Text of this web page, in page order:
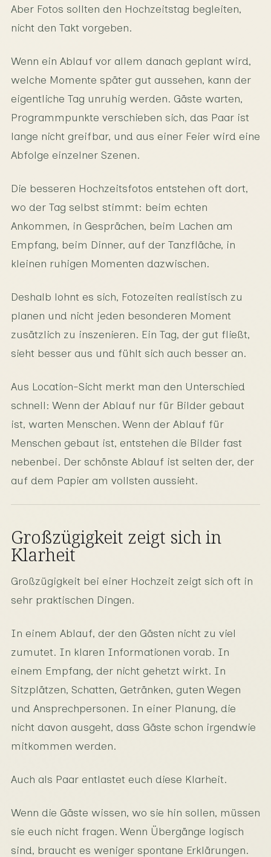
Aber Fotos sollten den Hochzeitstag begleiten,
nicht den Takt vorgeben.
Wenn ein Ablauf vor allem danach geplant wird,
welche Momente später gut aussehen, kann der
eigentliche Tag unruhig werden. Gäste warten,
Programmpunkte verschieben sich, das Paar ist
lange nicht greifbar, und aus einer Feier wird eine
Abfolge einzelner Szenen.
Die besseren Hochzeitsfotos entstehen oft dort,
wo der Tag selbst stimmt: beim echten
Ankommen, in Gesprächen, beim Lachen am
Empfang, beim Dinner, auf der Tanzfläche, in
kleinen ruhigen Momenten dazwischen.
Deshalb lohnt es sich, Fotozeiten realistisch zu
planen und nicht jeden besonderen Moment
zusätzlich zu inszenieren. Ein Tag, der gut fließt,
sieht besser aus und fühlt sich auch besser an.
Aus Location-Sicht merkt man den Unterschied
schnell: Wenn der Ablauf nur für Bilder gebaut
ist, warten Menschen. Wenn der Ablauf für
Menschen gebaut ist, entstehen die Bilder fast
nebenbei. Der schönste Ablauf ist selten der, der
auf dem Papier am vollsten aussieht.
Großzügigkeit zeigt sich in
Klarheit
Großzügigkeit bei einer Hochzeit zeigt sich oft in
sehr praktischen Dingen.
In einem Ablauf, der den Gästen nicht zu viel
zumutet. In klaren Informationen vorab. In
einem Empfang, der nicht gehetzt wirkt. In
Sitzplätzen, Schatten, Getränken, guten Wegen
und Ansprechpersonen. In einer Planung, die
nicht davon ausgeht, dass Gäste schon irgendwie
mitkommen werden.
Auch als Paar entlastet euch diese Klarheit.
Wenn die Gäste wissen, wo sie hin sollen, müssen
sie euch nicht fragen. Wenn Übergänge logisch
sind, braucht es weniger spontane Erklärungen.